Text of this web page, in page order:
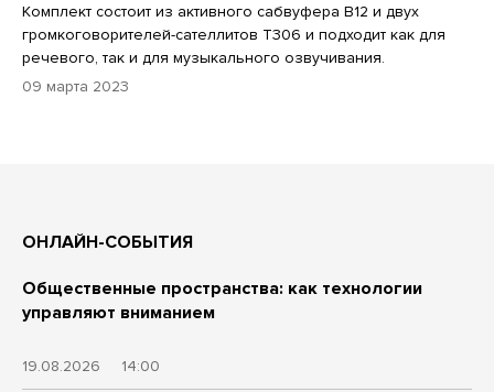
Комплект состоит из активного сабвуфера B12 и двух
громкоговорителей-сателлитов T306 и подходит как для
речевого, так и для музыкального озвучивания.
09 марта 2023
ОНЛАЙН-СОБЫТИЯ
Общественные пространства: как технологии
управляют вниманием
19.08.2026 14:00